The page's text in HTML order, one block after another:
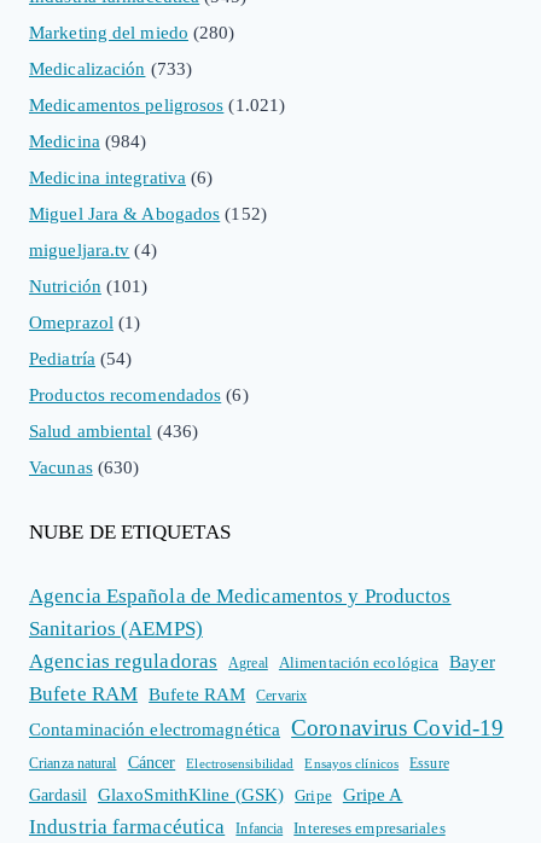
Marketing del miedo (280)
Medicalización (733)
Medicamentos peligrosos (1.021)
Medicina (984)
Medicina integrativa (6)
Miguel Jara & Abogados (152)
migueljara.tv (4)
Nutrición (101)
Omeprazol (1)
Pediatría (54)
Productos recomendados (6)
Salud ambiental (436)
Vacunas(630)
NUBE DE ETIQUETAS
Agencia Española de Medicamentos y Productos
Sanitarios (AEMPS)
Agencias reguladoras
Agreal Alimentación ecológica Bayer
Bufete RAM Bufete RAM Cervarix
Contaminación electromagnética Coronavirus Covid-19
Crianza natural Cáncer Electrosensibilidad Ensayos clínicos Essure
Gardasil GlaxoSmithKline (GSK) Gripe Gripe A
Industria farmacéutica Infancia
Intereses empresariales